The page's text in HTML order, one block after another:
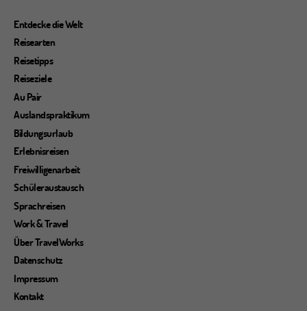
Entdecke die Welt
Reisearten
Reisetipps
Reiseziele
Au Pair
Auslandspraktikum
Bildungsurlaub
Erlebnisreisen
Freiwilligenarbeit
Schüleraustausch
Sprachreisen
Work & Travel
Über TravelWorks
Datenschutz
Impressum
Kontakt